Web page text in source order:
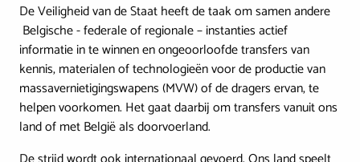
De Veiligheid van de Staat heeft de taak om samen andere
Belgische - federale of regionale – instanties actief
informatie in te winnen en ongeoorloofde transfers van
kennis, materialen of technologieën voor de productie van
massavernietigingswapens (MVW) of de dragers ervan, te
helpen voorkomen. Het gaat daarbij om transfers vanuit ons
land of met België als doorvoerland.